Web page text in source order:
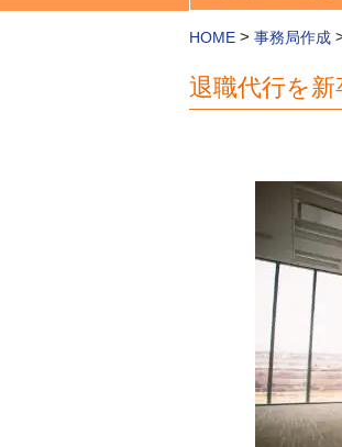
HOME > 事務局作成
退職代行を